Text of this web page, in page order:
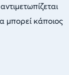
μπορεί κάποιος